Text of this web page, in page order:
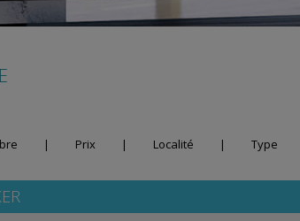
| Prix | Localité | Type